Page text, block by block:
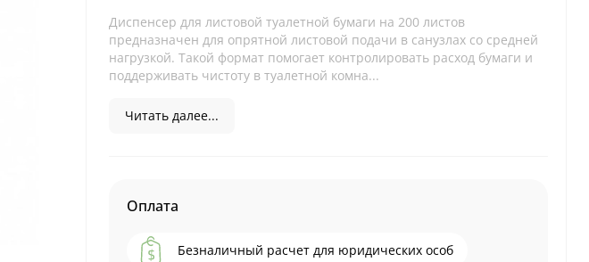
Диспенсер для листовой туалетной бумаги на 200 листов
предназначен для опрятной листовой подачи в санузлах со средней
нагрузкой. Такой формат помогает контролировать расход бумаги и
поддерживать чистоту в туалетной комна...
Читать далее...
Оплата
Безналичный расчет для юридических особ